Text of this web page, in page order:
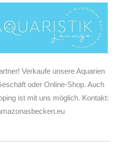
Verkaufe unsere Aquarien
oder Online-Shop. Auch
ist mit uns möglich. Kontakt: